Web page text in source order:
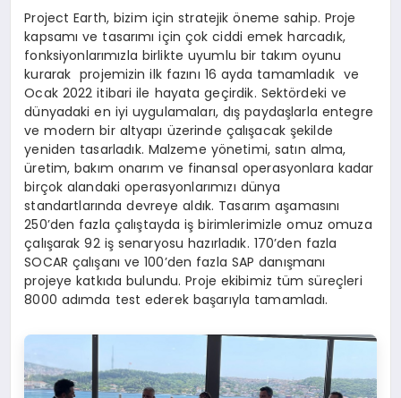
Project Earth, bizim için stratejik öneme sahip. Proje
kapsamı ve tasarımı için çok ciddi emek harcadık,
fonksiyonlarımızla birlikte uyumlu bir takım oyunu
kurarak projemizin ilk fazını 16 ayda tamamladık ve
Ocak 2022 itibari ile hayata geçirdik. Sektördeki ve
dünyadaki en iyi uygulamaları, dış paydaşlarla entegre
ve modern bir altyapı üzerinde çalışacak şekilde
yeniden tasarladık. Malzeme yönetimi, satın alma,
üretim, bakım onarım ve finansal operasyonlara kadar
birçok alandaki operasyonlarımızı dünya
standartlarında devreye aldık. Tasarım aşamasını
250’den fazla çalıştayda iş birimlerimizle omuz omuza
çalışarak 92 iş senaryosu hazırladık. 170’den fazla
SOCAR çalışanı ve 100’den fazla SAP danışmanı
projeye katkıda bulundu. Proje ekibimiz tüm süreçleri
8000 adımda test ederek başarıyla tamamladı.